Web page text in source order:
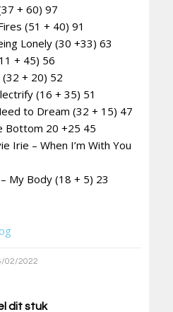
+ 60) 97
(51 + 40) 91
Lonely (30 +33) 63
+ 45) 56
(32 + 20) 52
(16 + 35) 51
to Dream (32 + 15) 47
Bottom 20 +25 45
Irie – When I’m With You
My Body (18 + 5) 23
02/2022
dit stuk